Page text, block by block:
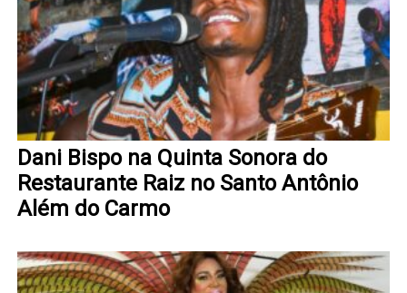
Dani Bispo na Quinta Sonora do
Restaurante Raiz no Santo Antônio
Além do Carmo